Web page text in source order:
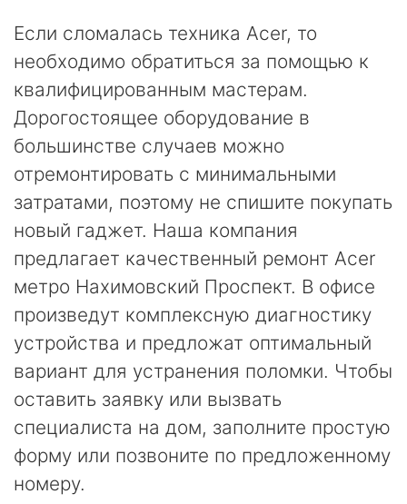
Если сломалась техника Acer, то
необходимо обратиться за помощью к
квалифицированным мастерам.
Дорогостоящее оборудование в
большинстве случаев можно
отремонтировать с минимальными
затратами, поэтому не спишите покупать
новый гаджет. Наша компания
предлагает качественный ремонт Acer
метро Нахимовский Проспект. В офисе
произведут комплексную диагностику
устройства и предложат оптимальный
вариант для устранения поломки. Чтобы
оставить заявку или вызвать
специалиста на дом, заполните простую
форму или позвоните по предложенному
номеру.